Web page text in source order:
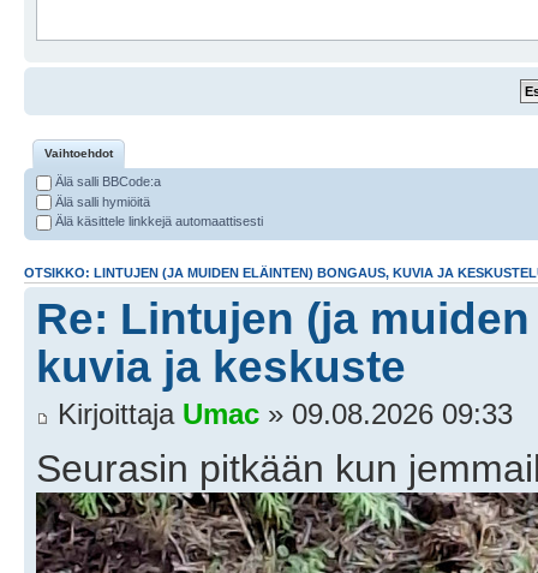
Vaihtoehdot
Älä salli BBCode:a
Älä salli hymiöitä
Älä käsittele linkkejä automaattisesti
OTSIKKO: LINTUJEN (JA MUIDEN ELÄINTEN) BONGAUS, KUVIA JA
Re: Lintujen (ja
kuvia ja keskuste
Kirjoittaja Umac » 09.08.2026 09:33
Seurasin pitkään kun